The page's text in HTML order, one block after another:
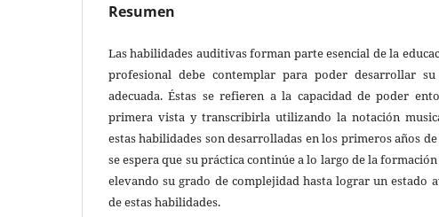
Resumen
Las habilidades auditivas forman parte esencial de la
profesional debe contemplar para poder desarrollar
adecuada. Éstas se refieren a la capacidad de poder
primera vista y transcribirla utilizando la notación
estas habilidades son desarrolladas en los primeros años
se espera que su práctica continúe a lo largo de la
elevando su grado de complejidad hasta lograr un estado
de estas habilidades.